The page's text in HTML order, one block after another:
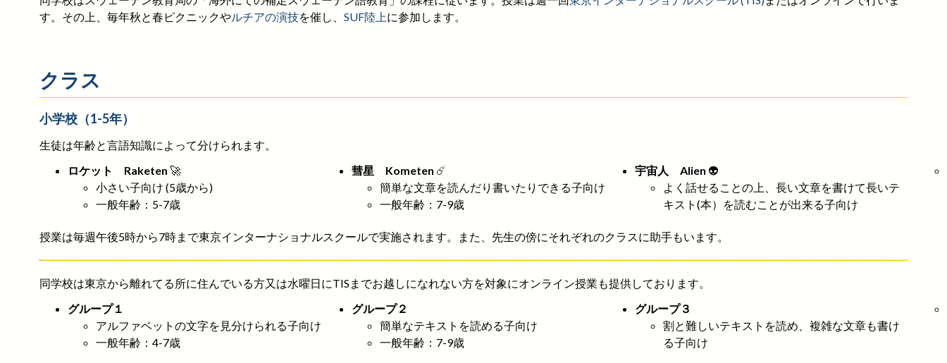
す。その上、毎年秋と春ピクニックやルチアの演技を催し、 SUF陸上に参加します。
クラス
小学校（1-5年）
生徒は年齢と言語知識によって分けられます。
ロケット Raketen 🚀
小さい子向け (5歳から)
一般年齢：5-7歳
彗星 Kometen ☄️
簡単な文章を読んだり書いたりできる子向け
一般年齢：7-9歳
宇宙人 Alien 👽
よく話せることの上、長い文章を書けて長いテ
キスト(本）を読むことが出来る子向け
授業は毎週午後5時から7時まで東京インターナショナルスクールで実施されます。また、先生の傍にそれぞれのクラスに助手もいます。
同学校は東京から離れてる所に住んでいる方又は水曜日にTISまでお越しになれない方を対象にオンライン授業も提供しております。
グループ１
アルファベットの文字を見分けられる子向け
一般年齢：4-7歳
グループ２
簡単なテキストを読める子向け
一般年齢：7-9歳
グループ３
割と難しいテキストを読め、複雑な文章も書け
る子向け